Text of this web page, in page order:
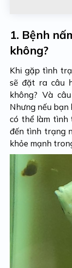
1. Bệnh
không?
Khi gặp tình
sẽ đặt ra câu
không? Và
Nhưng nếu
có thể làm tình
đến tình trạng
khỏe mạnh